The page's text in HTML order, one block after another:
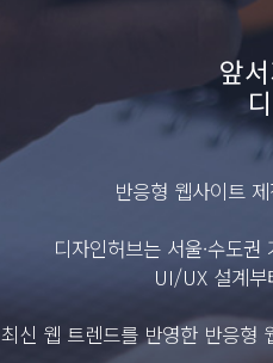
앞
반응형 웹사이트
디자인허브는 서울·수도
UI/UX 설계부
최신 웹 트렌드를 반영한 반응형